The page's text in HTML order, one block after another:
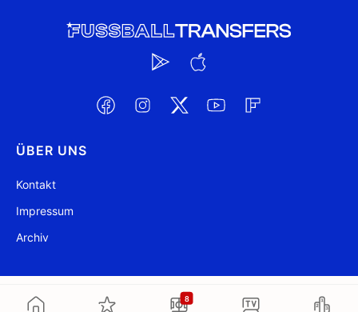
8
ÜBER UNS
Kontakt
Impressum
Archiv
@ FussballTransfers.com 2009-2026